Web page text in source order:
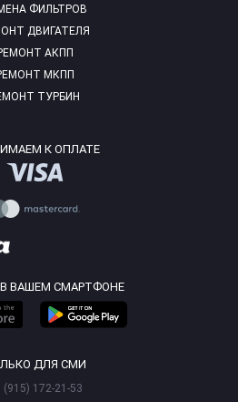
ФИЛЬТРОВ
ДВИГАТЕЛЯ
АКПП
МКПП
ТУРБИН
К ОПЛАТЕ
В ВАШЕМ СМАРТФОНЕ
ДЛЯ СМИ
(915) 172-21-53